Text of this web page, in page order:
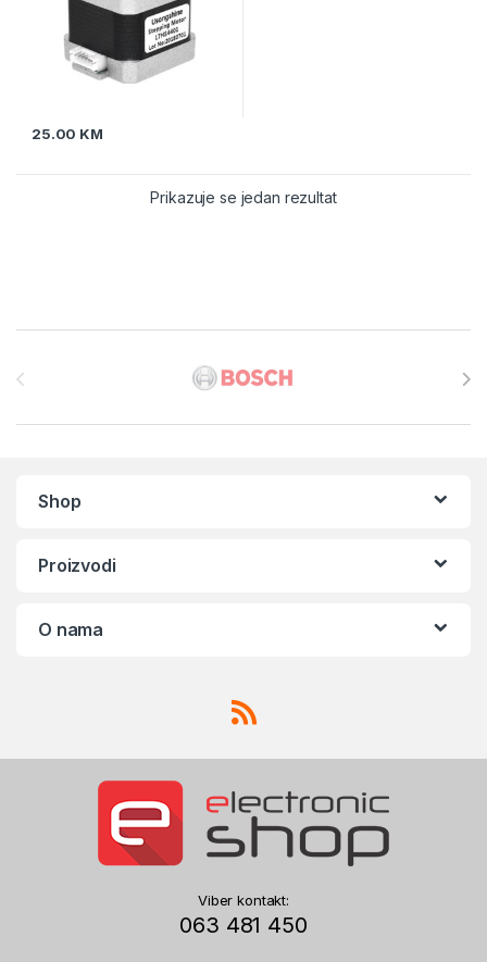
25.00 KM
Prikazuje se jedan rezultat
Shop
Proizvodi
O nama
Viber kontakt:
063 481 450